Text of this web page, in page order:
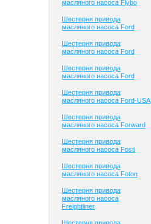
масляного насоса Flybo
Шестерня привода
масляного насоса Ford
Шестерня привода
масляного насоса Ford
Шестерня привода
масляного насоса Ford
Шестерня привода
масляного насоса Ford-USA
Шестерня привода
масляного насоса Forward
Шестерня привода
масляного насоса Fosti
Шестерня привода
масляного насоса Foton
Шестерня привода
масляного насоса
Freightliner